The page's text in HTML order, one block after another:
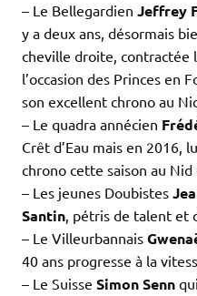
– Le Bellegardien Jeffrey
y a deux ans, désormais
cheville droite, contractée
l’occasion des Princes en
son excellent chrono au
– Le quadra annécien
Crêt d’Eau mais en 2016,
chrono cette saison au Nid
– Les jeunes Doubistes
Santin, pétris de talent et
– Le Villeurbannais
40 ans progresse à la
– Le Suisse Simon Senn